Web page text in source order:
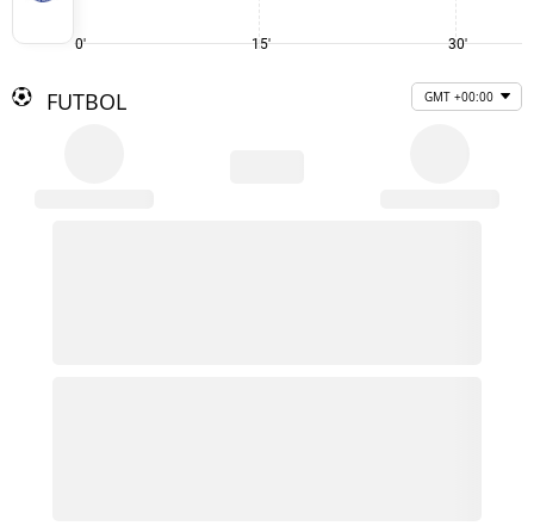
0' 15' 30'
FUTBOL GMT +00:00